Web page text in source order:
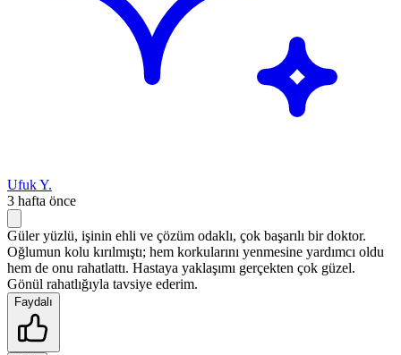
Ufuk Y.
3 hafta önce
Güler yüzlü, işinin ehli ve çözüm odaklı, çok başarılı bir doktor.
Oğlumun kolu kırılmıştı; hem korkularını yenmesine yardımcı oldu
hem de onu rahatlattı. Hastaya yaklaşımı gerçekten çok güzel.
Gönül rahatlığıyla tavsiye ederim.
Faydalı